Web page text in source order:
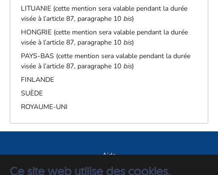
Ce site web utilise des cookies.
LITUANIE (cette mention sera valable pendant la durée
visée à l’article 87, paragraphe 10 bis)
HONGRIE (cette mention sera valable pendant la durée
visée à l’article 87, paragraphe 10 bis)
PAYS-BAS (cette mention sera valable pendant la durée
visée à l’article 87, paragraphe 10 bis)
FINLANDE
SUÈDE
ROYAUME-UNI
Aide
A propos du site